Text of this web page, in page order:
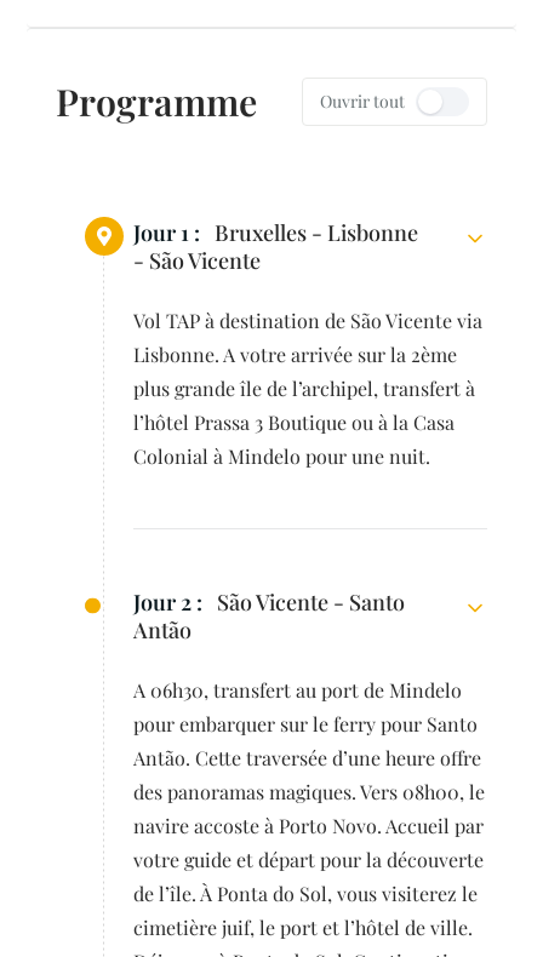
Programme Ouvrir tout
Jour 1 : Bruxelles - Lisbonne
- São Vicente
Vol TAP à destination de São Vicente via
Lisbonne. A votre arrivée sur la 2ème
plus grande île de l’archipel, transfert à
l’hôtel Prassa 3 Boutique ou à la Casa
Colonial à Mindelo pour une nuit.
Jour 2 : São Vicente - Santo
Antão
A 06h30, transfert au port de Mindelo
pour embarquer sur le ferry pour Santo
Antão. Cette traversée d’une heure offre
des panoramas magiques. Vers 08h00, le
navire accoste à Porto Novo. Accueil par
votre guide et départ pour la découverte
de l’île. À Ponta do Sol, vous visiterez le
cimetière juif, le port et l’hôtel de ville.